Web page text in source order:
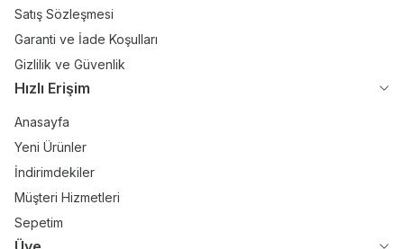
Satış Sözleşmesi
Garanti ve İade Koşulları
Gizlilik ve Güvenlik
Hızlı Erişim
Anasayfa
Yeni Ürünler
İndirimdekiler
Müşteri Hizmetleri
Sepetim